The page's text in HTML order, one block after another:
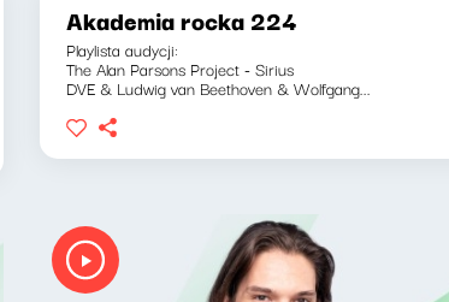
Akademia rocka 224
Playlista audycji:
The Alan Parsons Project - Sirius
DVE & Ludwig van Beethoven & Wolfgang...